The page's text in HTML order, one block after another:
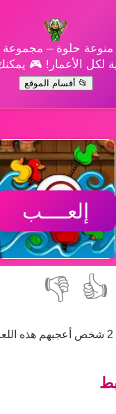
منوعة حلوة –
لكل الأعمار! 🎮
📂 أقسام الموقع
إلعــــب
👍
👎
2 شخص أعجبهم هذه اللعبة، انضم إليهم!